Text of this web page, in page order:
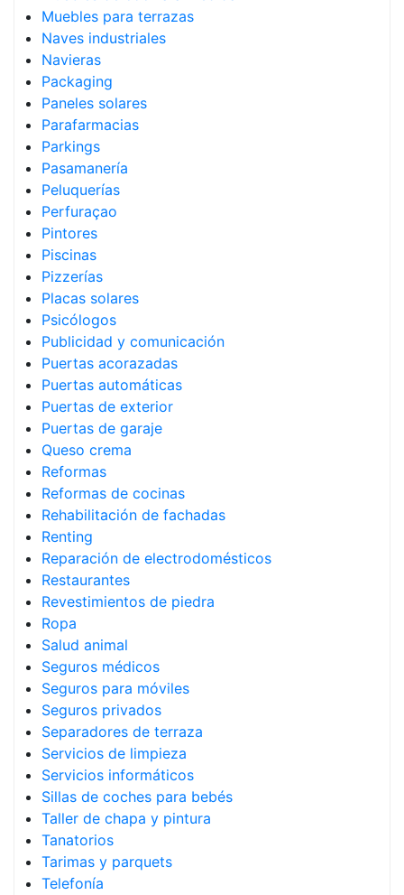
Muebles para terrazas
Naves industriales
Navieras
Packaging
Paneles solares
Parafarmacias
Parkings
Pasamanería
Peluquerías
Perfuraçao
Pintores
Piscinas
Pizzerías
Placas solares
Psicólogos
Publicidad y comunicación
Puertas acorazadas
Puertas automáticas
Puertas de exterior
Puertas de garaje
Queso crema
Reformas
Reformas de cocinas
Rehabilitación de fachadas
Renting
Reparación de electrodomésticos
Restaurantes
Revestimientos de piedra
Ropa
Salud animal
Seguros médicos
Seguros para móviles
Seguros privados
Separadores de terraza
Servicios de limpieza
Servicios informáticos
Sillas de coches para bebés
Taller de chapa y pintura
Tanatorios
Tarimas y parquets
Telefonía